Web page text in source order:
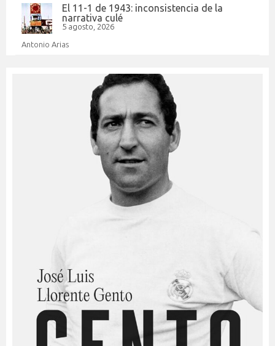
El 11-1 de 1943: inconsistencia de la
narrativa culé
5 agosto, 2026
Antonio Arias